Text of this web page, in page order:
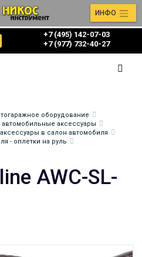
+7 (495) 142-07-03
‎‎+7 (977) 732-40-27
ИНФО
оборудование
аксессуары
в салон автомобиля
- оплетки на руль
AWC-SL-